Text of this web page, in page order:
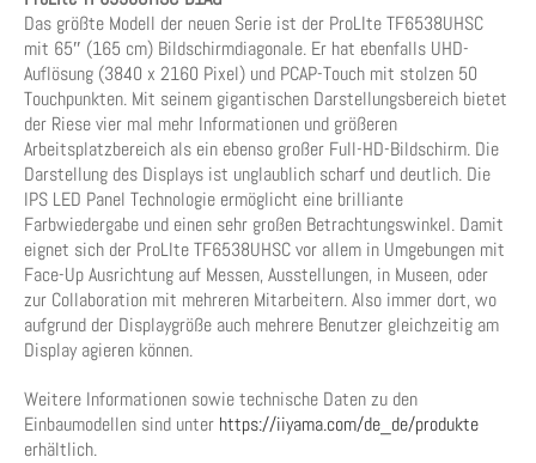
Das größte Modell der neuen Serie ist der ProLIte TF6538UHSC
mit 65″ (165 cm) Bildschirmdiagonale. Er hat ebenfalls UHD-
Auflösung (3840 x 2160 Pixel) und PCAP-Touch mit stolzen 50
Touchpunkten. Mit seinem gigantischen Darstellungsbereich bietet
der Riese vier mal mehr Informationen und größeren
Arbeitsplatzbereich als ein ebenso großer Full-HD-Bildschirm. Die
Darstellung des Displays ist unglaublich scharf und deutlich. Die
IPS LED Panel Technologie ermöglicht eine brilliante
Farbwiedergabe und einen sehr großen Betrachtungswinkel. Damit
eignet sich der ProLIte TF6538UHSC vor allem in Umgebungen mit
Face-Up Ausrichtung auf Messen, Ausstellungen, in Museen, oder
zur Collaboration mit mehreren Mitarbeitern. Also immer dort, wo
aufgrund der Displaygröße auch mehrere Benutzer gleichzeitig am
Display agieren können.
Weitere Informationen sowie technische Daten zu den
Einbaumodellen sind unter https://iiyama.com/de_de/produkte
erhältlich.